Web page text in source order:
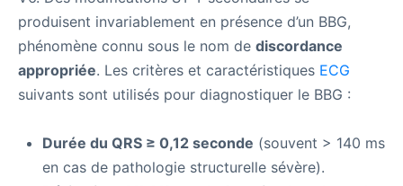
produisent invariablement en présence d’un BBG,
phénomène connu sous le nom de discordance
appropriée. Les critères et caractéristiques ECG
suivants sont utilisés pour diagnostiquer le BBG :
Durée du QRS ≥ 0,12 seconde (souvent > 140 ms
en cas de pathologie structurelle sévère).